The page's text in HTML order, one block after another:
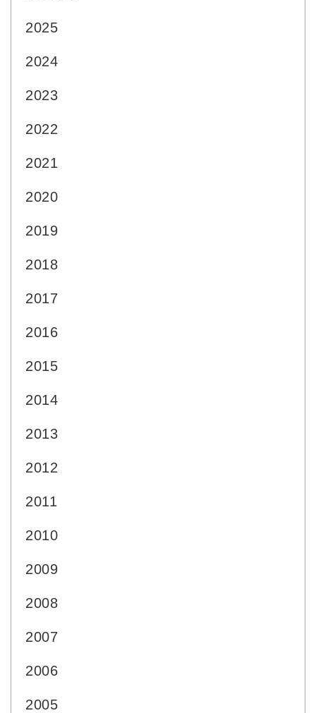
2025
2024
2023
2022
2021
2020
2019
2018
2017
2016
2015
2014
2013
2012
2011
2010
2009
2008
2007
2006
2005